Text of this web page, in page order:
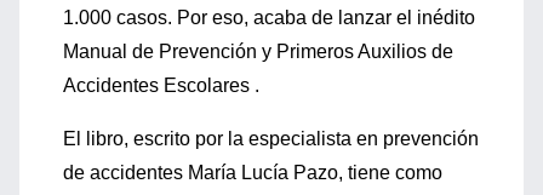
1.000 casos. Por eso, acaba de lanzar el inédito
Manual de Prevención y Primeros Auxilios de
Accidentes Escolares .
El libro, escrito por la especialista en prevención
de accidentes María Lucía Pazo, tiene como